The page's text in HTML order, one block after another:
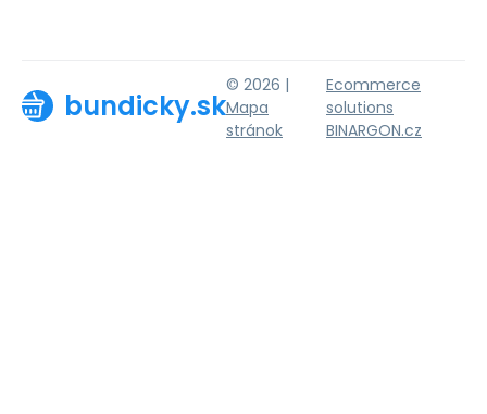
bundicky.sk
© 2026 |
Mapa
stránok
Ecommerce
solutions
BINARGON.cz